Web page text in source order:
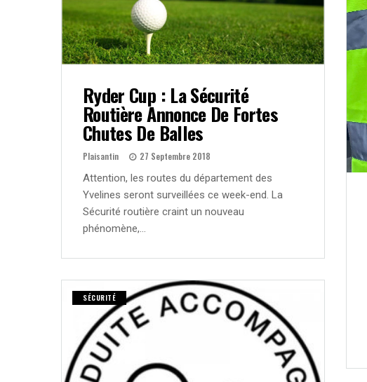
Ryder Cup : La Sécurité
Routière Annonce De Fortes
Chutes De Balles
Plaisantin 27 Septembre 2018
Attention, les routes du département des
Yvelines seront surveillées ce week-end. La
Sécurité routière craint un nouveau
phénomène,…
SÉCURITÉ